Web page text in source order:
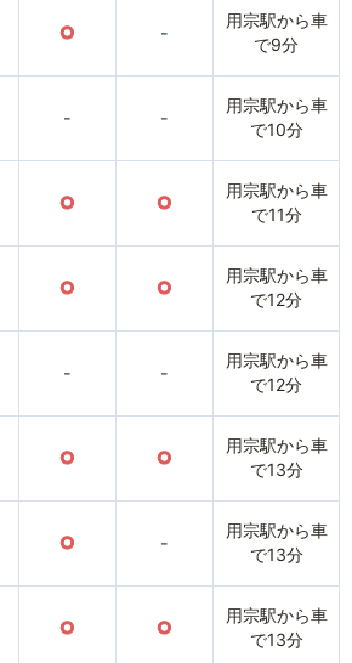
○ -
用宗駅から車
で9分
- -
用宗駅から車
で10分
○ ○
用宗駅から車
で11分
○ ○
用宗駅から車
で12分
- -
用宗駅から車
で12分
○ ○
用宗駅から車
で13分
○ -
用宗駅から車
で13分
○ ○
用宗駅から車
で13分